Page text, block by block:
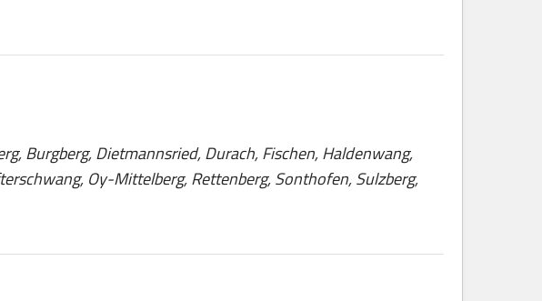
Burgberg, Dietmannsried, Durach, Fischen, Haldenwang,
Oy-Mittelberg, Rettenberg, Sonthofen, Sulzberg,